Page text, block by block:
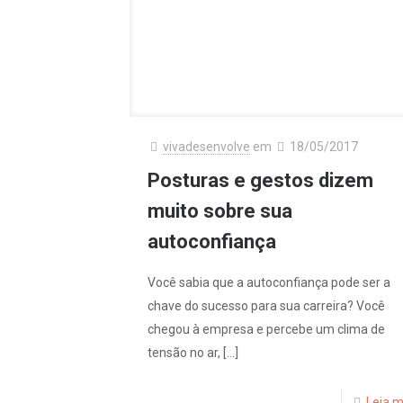
vivadesenvolve em 18/05/2017
Posturas e gestos dizem
muito sobre sua
autoconfiança
Você sabia que a autoconfiança pode ser a
chave do sucesso para sua carreira? Você
chegou à empresa e percebe um clima de
tensão no ar, […]